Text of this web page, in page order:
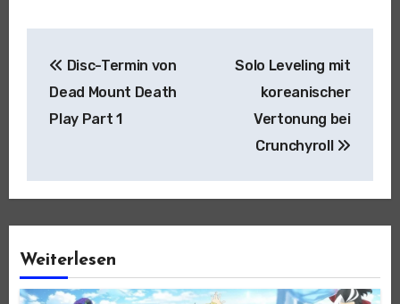
Disc-Termin von
Dead Mount Death
Play Part 1
Solo Leveling mit
koreanischer
Vertonung bei
Crunchyroll
Weiterlesen